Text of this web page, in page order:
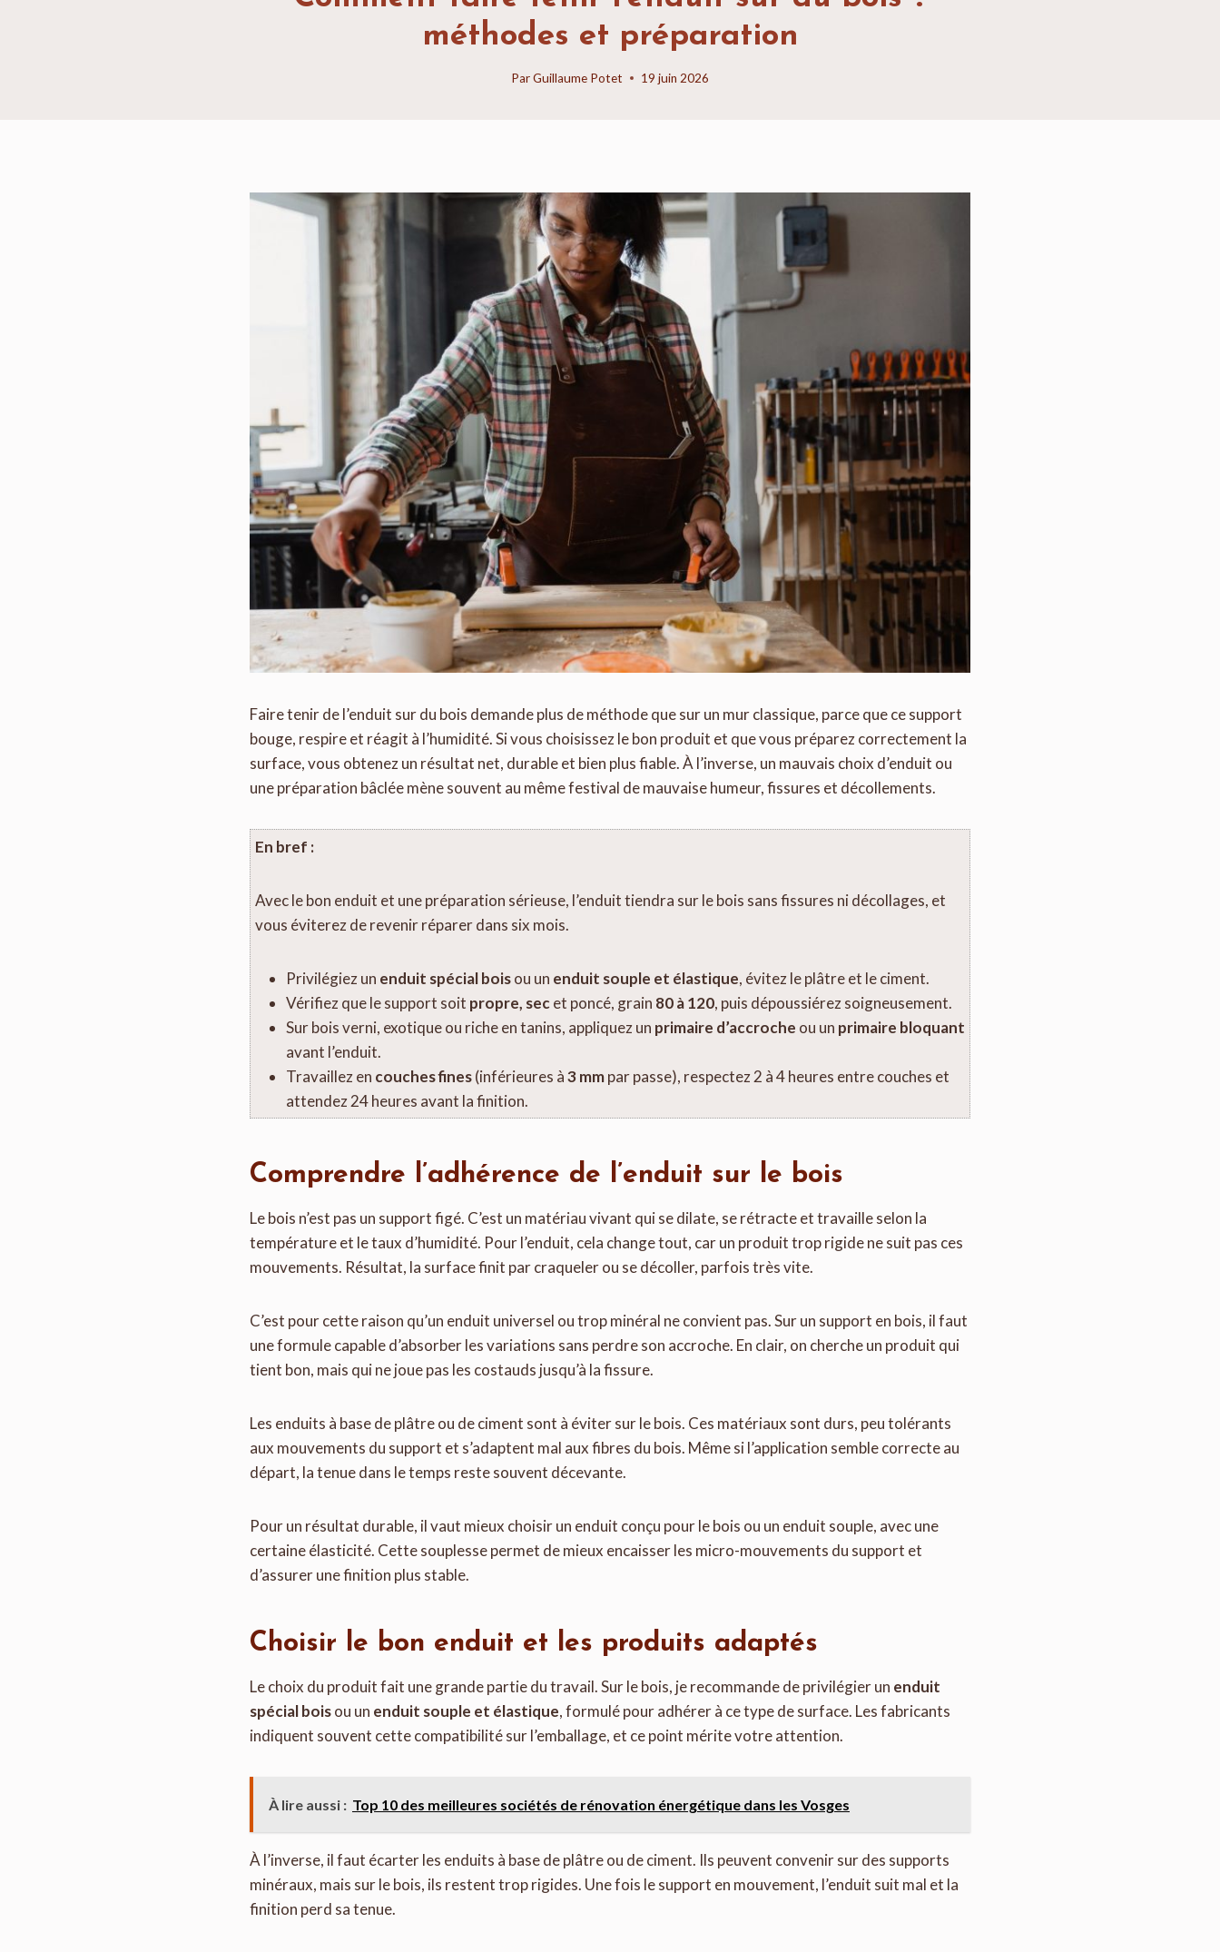
méthodes et préparation
ParGuillaume Potet 19 juin 2026
Faire tenir de l’enduit sur du bois demande plus de méthode que sur un mur classique, parce que ce support
bouge, respire et réagit à l’humidité. Si vous choisissez le bon produit et que vous préparez correctement la
surface, vous obtenez un résultat net, durable et bien plus fiable. À l’inverse, un mauvais choix d’enduit ou
une préparation bâclée mène souvent au même festival de mauvaise humeur, fissures et décollements.
En bref :
Avec le bon enduit et une préparation sérieuse, l’enduit tiendra sur le bois sans fissures ni décollages, et
vous éviterez de revenir réparer dans six mois.
Privilégiez un enduit spécial boisou un enduit souple et élastique, évitez le plâtre et le ciment.
Vérifiez que le support soit propre, secet poncé, grain 80 à 120, puis dépoussiérez soigneusement.
Sur bois verni, exotique ou riche en tanins, appliquez un primaire d’accroche ou un primaire bloquant
avant l’enduit.
Travaillez en couches fines(inférieures à3 mmpar passe), respectez 2 à 4 heures entre couches et
attendez 24 heures avant la finition.
Comprendre l’adhérence de l’enduit sur le bois
Le bois n’est pas un support figé. C’est un matériau vivant qui se dilate, se rétracte et travaille selon la
température et le taux d’humidité. Pour l’enduit, cela change tout, car un produit trop rigide ne suit pas ces
mouvements. Résultat, la surface finit par craqueler ou se décoller, parfois très vite.
C’est pour cette raison qu’un enduit universel ou trop minéral ne convient pas. Sur un support en bois, il faut
une formule capable d’absorber les variations sans perdre son accroche. En clair, on cherche un produit qui
tient bon, mais qui ne joue pas les costauds jusqu’à la fissure.
Les enduits à base de plâtre ou de ciment sont à éviter sur le bois. Ces matériaux sont durs, peu tolérants
aux mouvements du support et s’adaptent mal aux fibres du bois. Même si l’application semble correcte au
départ, la tenue dans le temps reste souvent décevante.
Pour un résultat durable, il vaut mieux choisir un enduit conçu pour le bois ou un enduit souple, avec une
certaine élasticité. Cette souplesse permet de mieux encaisser les micro-mouvements du support et
d’assurer une finition plus stable.
Choisir le bon enduit et les produits adaptés
Le choix du produit fait une grande partie du travail. Sur le bois, je recommande de privilégier un enduit
spécial boisou un enduit souple et élastique, formulé pour adhérer à ce type de surface. Les fabricants
indiquent souvent cette compatibilité sur l’emballage, et ce point mérite votre attention.
À lire aussi : Top 10 des meilleures sociétés de rénovation énergétique dans les Vosges
À l’inverse, il faut écarter les enduits à base de plâtre ou de ciment. Ils peuvent convenir sur des supports
minéraux, mais sur le bois, ils restent trop rigides. Une fois le support en mouvement, l’enduit suit mal et la
finition perd sa tenue.